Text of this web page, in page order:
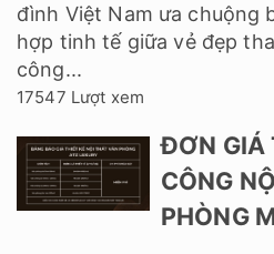
đình Việt Nam ưa chuộng
hợp tinh tế giữa vẻ đẹp
công...
17547 Lượt xem
ĐƠN GIÁ
CÔNG
PHÒNG